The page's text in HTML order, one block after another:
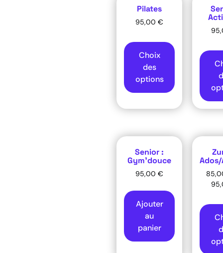
Pilates
95,00 €
Choix
des
options
Senior :
Gym’douce
95,00 €
Ajouter
au
panier